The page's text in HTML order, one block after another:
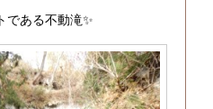
である不動滝✨